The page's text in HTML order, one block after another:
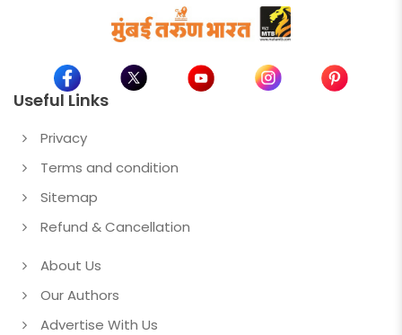
Useful Links
Privacy
Terms and condition
Sitemap
Refund & Cancellation
About Us
Our Authors
Advertise With Us